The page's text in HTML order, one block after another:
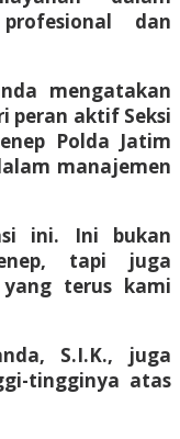
dan
mengatakan
peran aktif Seksi
Polda Jatim
manajemen
ini. Ini bukan
tapi juga
terus kami
S.I.K., juga
tingginya atas